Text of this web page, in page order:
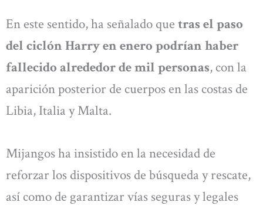
En este sentido, ha señalado que tras el paso
del ciclón Harry en enero podrían haber
fallecido alrededor de mil personas, con la
aparición posterior de cuerpos en las costas de
Libia, Italia y Malta.
Mijangos ha insistido en la necesidad de
reforzar los dispositivos de búsqueda y rescate,
así como de garantizar vías seguras y legales